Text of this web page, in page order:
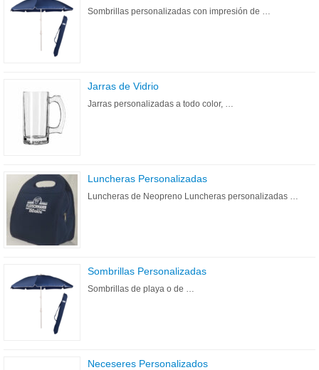
Sombrillas personalizadas con impresión de …
Jarras de Vidrio
Jarras personalizadas a todo color, …
Luncheras Personalizadas
Luncheras de Neopreno Luncheras personalizadas …
Sombrillas Personalizadas
Sombrillas de playa o de …
Neceseres Personalizados